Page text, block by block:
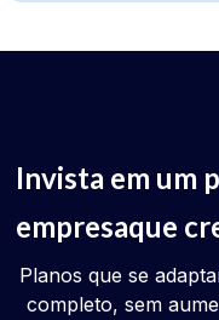
Invista em um
empresaque
Planos que se
completo, sem